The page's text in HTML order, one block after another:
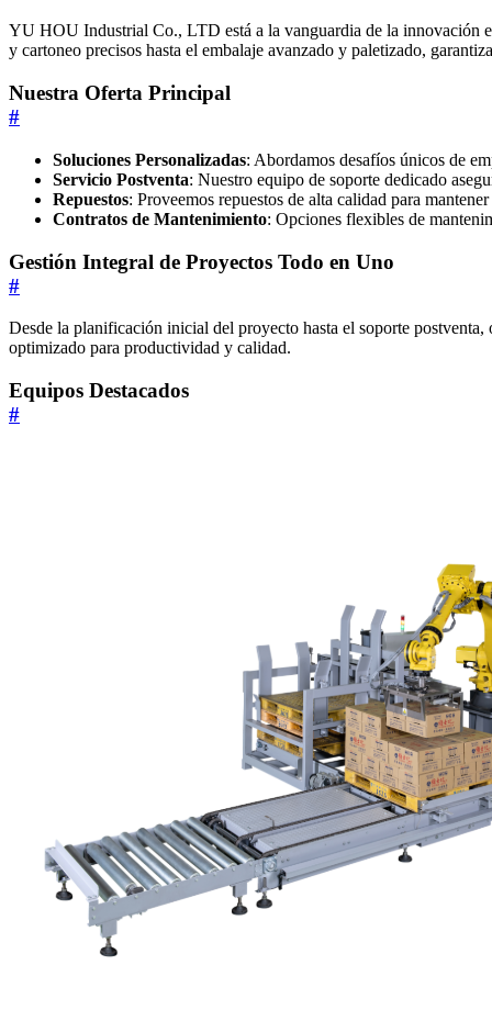
YU HOU Industrial Co., LTD está a la vanguardia de la innovación
y cartoneo precisos hasta el embalaje avanzado y paletizado,
Nuestra Oferta Principal
#
Soluciones Personalizadas: Abordamos desafíos únicos de
Servicio Postventa: Nuestro equipo de soporte dedicado
Repuestos: Proveemos repuestos de alta calidad para
Contratos de Mantenimiento: Opciones flexibles de
Gestión Integral de Proyectos Todo en Uno
#
Desde la planificación inicial del proyecto hasta el soporte
optimizado para productividad y calidad.
Equipos Destacados
#